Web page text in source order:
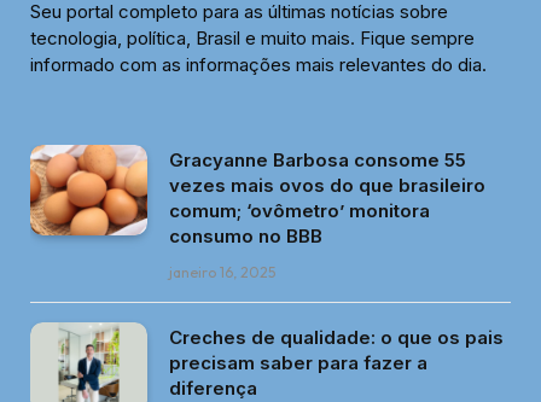
Seu portal completo para as últimas notícias sobre
tecnologia, política, Brasil e muito mais. Fique sempre
informado com as informações mais relevantes do dia.
Gracyanne Barbosa consome 55
vezes mais ovos do que brasileiro
comum; ‘ovômetro’ monitora
consumo no BBB
janeiro 16, 2025
Creches de qualidade: o que os pais
precisam saber para fazer a
diferença